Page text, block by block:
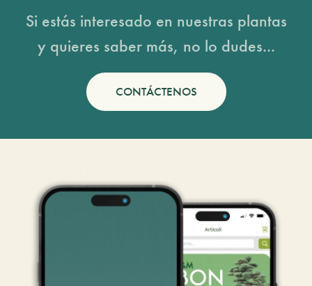
Si estás interesado en nuestras plantas
y quieres saber más, no lo dudes...
CONTÁCTENOS